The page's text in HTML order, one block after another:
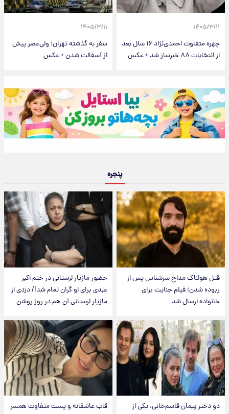
۱۴۰۵/۳/۱۱
چهره متفاوت احمدی‌نژاد ۱۶ سال بعد
از انتخابات ۸۸ خبرساز شد + عکس
۱۴۰۵/۳/۱۱
سفر به گذشته تهران؛ ولی‌عصر پیش
از آسفالت شدن + عکس
پنجره
قتل هولناک مداح سرشناس پس از
ربوده شدن؛ فیلم جنایت برای
خانواده ارسال شد
حضور مازیار لرستانی در ختم اکبر
عبدی برای او گران تمام شد!/ دزدی از
مازیار لرستانی آن هم در روز روشن
دو دختر پیمان قاسم‌خانی، یکی از
قاب عاشقانه و پست متفاوت همسر